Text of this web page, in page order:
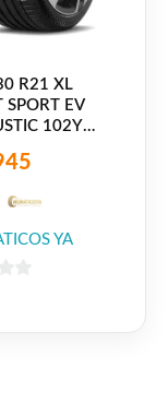
R21 XL
SPORT EV
102Y
YA